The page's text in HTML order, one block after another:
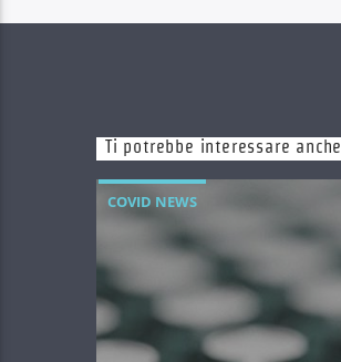
Ti potrebbe interessare anche
COVID NEWS